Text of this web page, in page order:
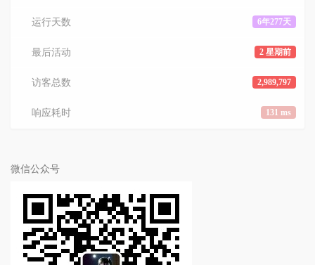
6年277天
运行天数
2 星期前
最后活动
2,989,797
访客总数
131 ms
响应耗时
微信公众号